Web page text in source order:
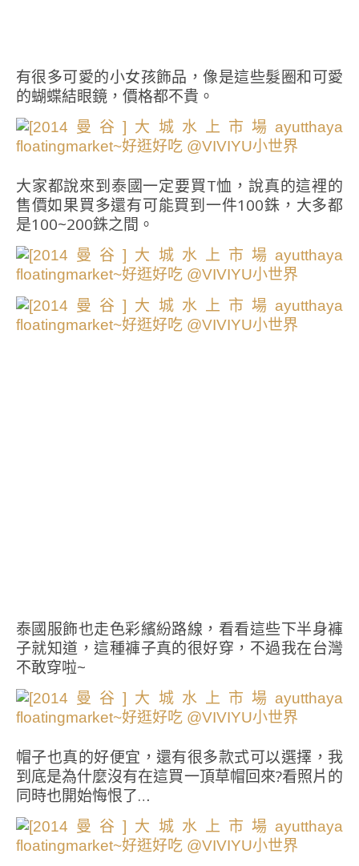
有很多可愛的小女孩飾品，像是這些髮圈和可愛
的蝴蝶結眼鏡，價格都不貴。
大家都說來到泰國一定要買T恤，說真的這裡的
售價如果買多還有可能買到一件100銖，大多都
是100~200銖之間。
泰國服飾也走色彩繽紛路線，看看這些下半身褲
子就知道，這種褲子真的很好穿，不過我在台灣
不敢穿啦~
帽子也真的好便宜，還有很多款式可以選擇，我
到底是為什麼沒有在這買一頂草帽回來?看照片的
同時也開始悔恨了…